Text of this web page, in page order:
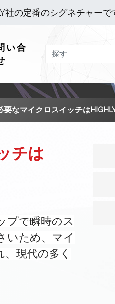
社の定番のシグネチャーで
なマイクロスイッチは
チは
プで瞬時のス
いため、マイ
現代の多く